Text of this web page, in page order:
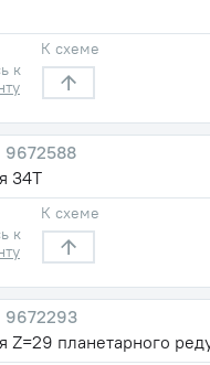
к
К схеме
9672588
34T
к
К схеме
9672293
Z=29 планетарного